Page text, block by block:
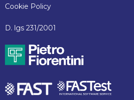
Cookie Policy
D. lgs 231/2001